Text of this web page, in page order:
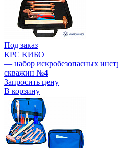
Под заказ
КРС КИБО
— набор искробезопасных
скважин №4
Запросить цену
В корзину